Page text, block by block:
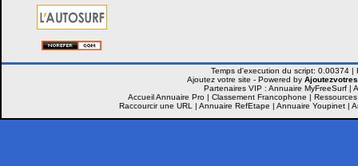
Ajoutez votre site - Powered by
Partenaires VIP : Annuaire MyFreeSurf|
Accueil Annuaire Pro| Classement Francophone |
Raccourcir une URL
| Annuaire RefEtape | Annuaire Youpinet |